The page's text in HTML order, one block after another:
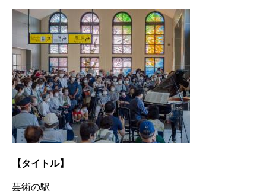
【タイトル】
芸術の駅